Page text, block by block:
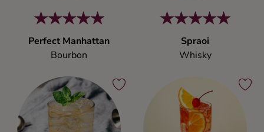
Perfect Manhattan
Bourbon
Spraoi
Whisky